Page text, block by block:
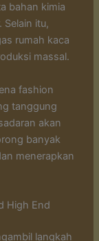
bahan kimia
Selain itu,
rumah kaca
massal.
fashion
tanggung
akan
banyak
menerapkan
High End
langkah